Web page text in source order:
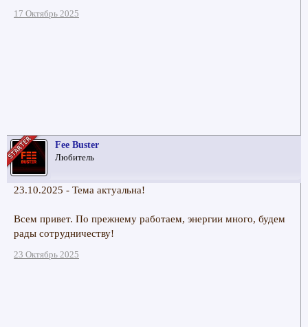
17 Октябрь 2025
Fee Buster
Любитель
23.10.2025 - Тема актуальна!
Всем привет. По прежнему работаем, энергии много, будем
рады сотрудничеству!
23 Октябрь 2025